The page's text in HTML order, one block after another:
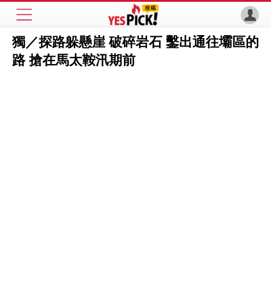
獨／探路躲懸崖 破碎岩石 鑿出通往壩區的
路 搶在馬太鞍汛期前